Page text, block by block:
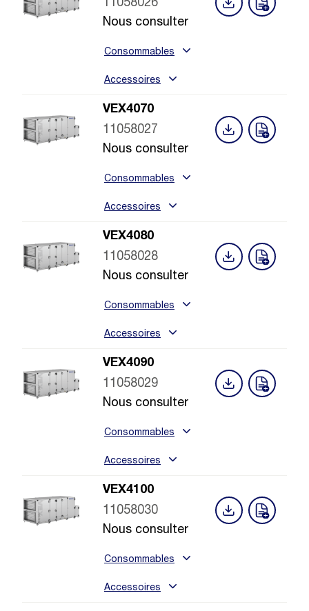
11058026
Nous consulter
Consommables
Accessoires
VEX4070
11058027
Nous consulter
Consommables
Accessoires
VEX4080
11058028
Nous consulter
Consommables
Accessoires
VEX4090
11058029
Nous consulter
Consommables
Accessoires
VEX4100
11058030
Nous consulter
Consommables
Accessoires